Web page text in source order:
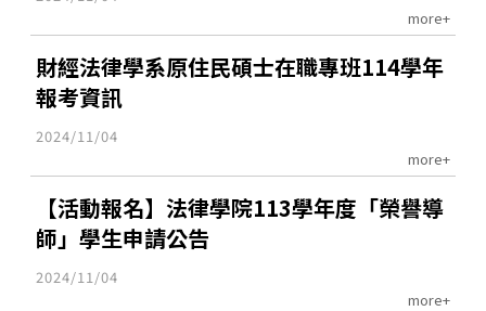
more+
財經法律學系原住民碩士在職專班114學年
報考資訊
2024/11/04
more+
【活動報名】法律學院113學年度「榮譽導
師」學生申請公告
2024/11/04
more+